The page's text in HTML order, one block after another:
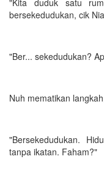
bersekedudukan, cik
"Ber... sekedudukan?
Nuh mematikan
"Bersekedudukan.
tanpa ikatan. Faham?"